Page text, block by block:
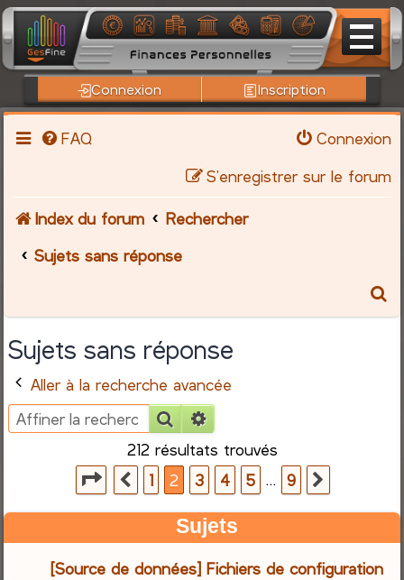
Connexion Inscription
FAQ
Connexion
S’enregistrer sur le forum
Index du forum
Rechercher
Sujets sans réponse
c
Sujets sans réponse
Aller à la recherche avancée
Rechercher
212 résultats trouvés
Page
2sur 9
Précédente
1 2 3 4 5 … 9
Sujets
[Source de données] Fichiers de configuration